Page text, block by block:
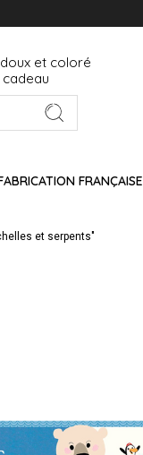
et coloré
FRANÇAISE
et serpents"